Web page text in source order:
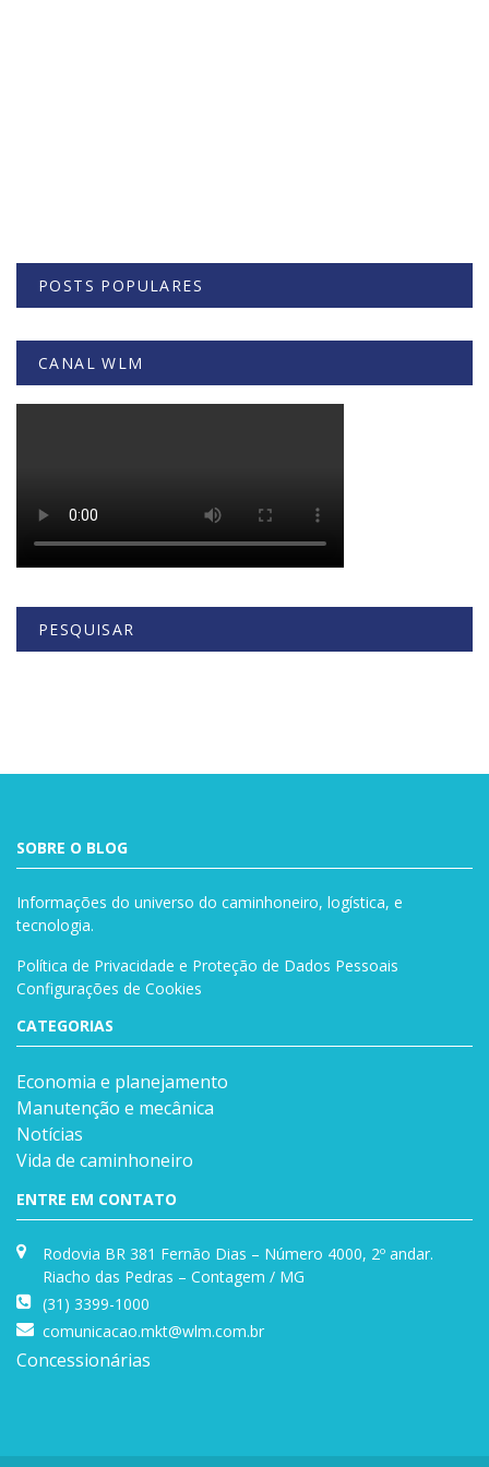
POSTS POPULARES
CANAL WLM
PESQUISAR
SOBRE O BLOG
Informações do universo do caminhoneiro, logística, e
tecnologia.
Política de Privacidade e Proteção de Dados Pessoais
Configurações de Cookies
CATEGORIAS
Economia e planejamento
Manutenção e mecânica
Notícias
Vida de caminhoneiro
ENTRE EM CONTATO
Rodovia BR 381 Fernão Dias – Número 4000, 2º andar.
Riacho das Pedras – Contagem / MG
(31) 3399-1000
comunicacao.mkt@wlm.com.br
Concessionárias